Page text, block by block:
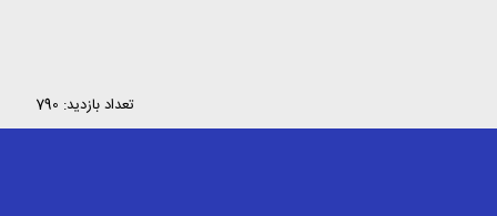
تعداد بازدید: 790